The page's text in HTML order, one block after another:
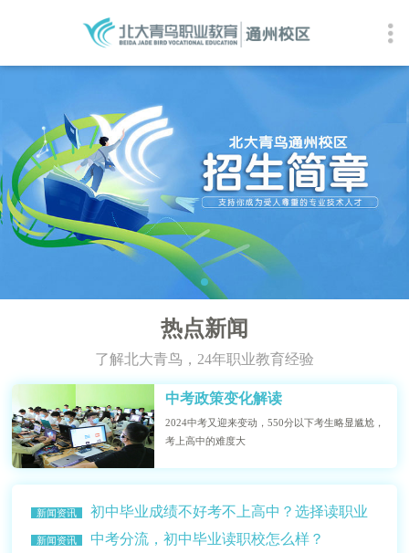
热点新闻
了解北大青鸟，24年职业教育经验
中考政策变化解读
2024中考又迎来变动，550分以下考生略显尴尬，
考上高中的难度大
新闻资讯
初中毕业成绩不好考不上高中？选择读职业
学校？
新闻资讯 中考分流，初中毕业读职校怎么样？